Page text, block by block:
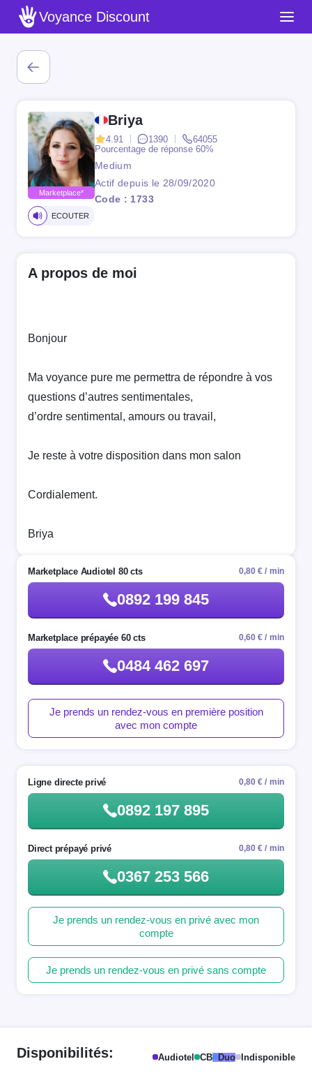
Voyance Discount
Marketplace*
ECOUTER
Briya
4.91 1390
64055
Pourcentage de réponse 60%
Medium
Actif depuis le 28/09/2020
Code : 1733
A propos de moi
Bonjour
Ma voyance pure me permettra de répondre à vos
questions d’autres sentimentales,
d’ordre sentimental, amours ou travail,
Je reste à votre disposition dans mon salon
Cordialement.
Briya
Marketplace Audiotel 80 cts 0,80 € / min
0892 199 845
Marketplace prépayée 60 cts 0,60 € / min
0484 462 697
Je prends un rendez-vous en première position
avec mon compte
Ligne directe privé 0,80 € / min
0892 197 895
Direct prépayé privé 0,80 € / min
0367 253 566
Je prends un rendez-vous en privé avec mon
compte
Je prends un rendez-vous en privé sans compte
Disponibilités: Audiotel CB Duo Indisponible